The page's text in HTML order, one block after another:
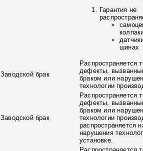
Гарантия не
шинах
Заводской брак
Распространяется
дефекты,
браком или
технологии
Заводской брак
Распространяется
дефекты,
браком или
технологии
распространяется
нарушения
установке.